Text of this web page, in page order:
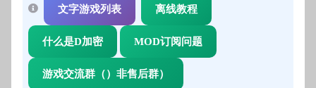
文字游戏列表 离线教程
什么是D加密 MOD订阅问题
游戏交流群（）非售后群）